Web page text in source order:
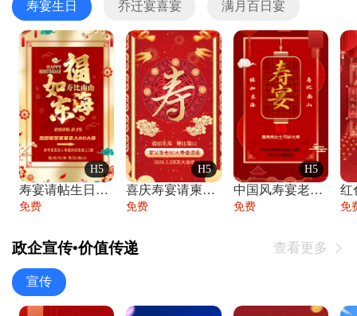
寿宴生日 乔迁宴喜宴 满月百日宴
H5
寿宴请帖生日宴邀请函老人寿星生日快乐祝寿
免费
H5
喜庆寿宴请柬老人生日宴会邀请函请柬过大寿
免费
H5
中国风寿宴老人生日宴会邀请函寿宴请帖请柬
免费 免
政企宣传•价值传递 查看更多 
宣传